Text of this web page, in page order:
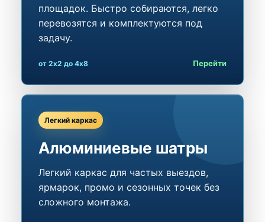
площадок. Быстро собираются, легко
перевозятся и комплектуются под
задачу.
от 2x2 до 4x8 Перейти
Легкий каркас
Алюминиевые шатры
Легкий каркас для частых выездов,
ярмарок, промо и сезонных точек без
сложного монтажа.